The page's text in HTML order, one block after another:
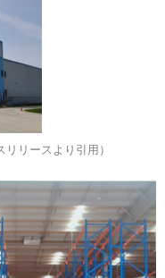
リースより引用）